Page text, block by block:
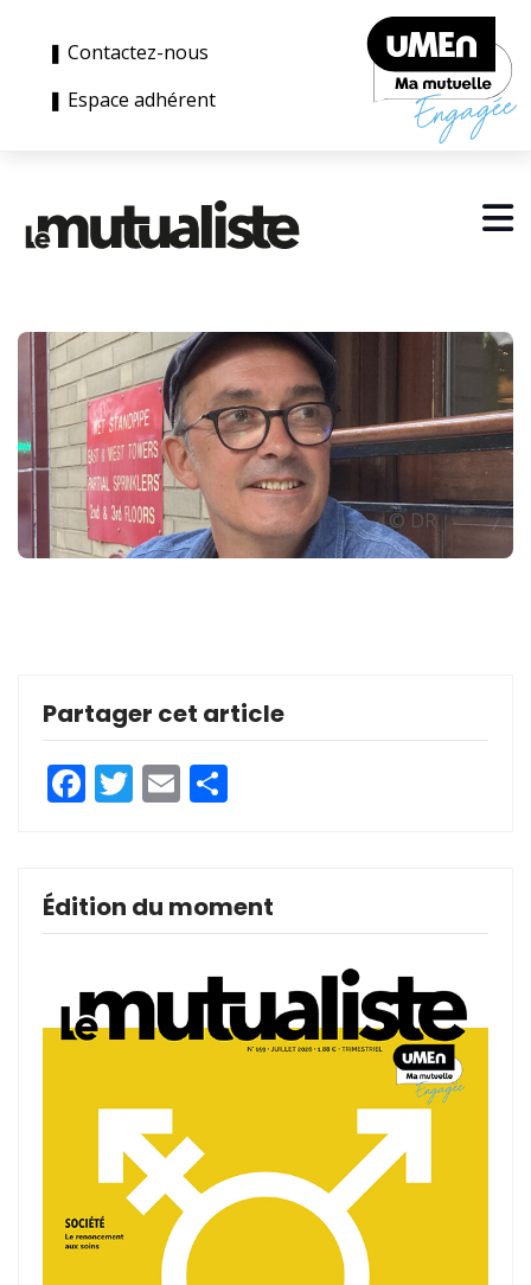
❚ Contactez-nous
❚ Espace adhérent
© DR
Partager cet article
Facebook
Twitter
Email
Édition du moment